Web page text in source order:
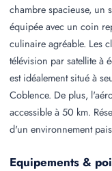
chambre spacieuse, un
équipée avec un coin
culinaire agréable. Les
télévision par satellite à
est idéalement situé à
Coblence. De plus,
accessible à 50 km.
d'un environnement
Equipements &